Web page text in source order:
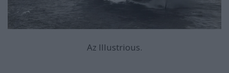
Az Illustrious.